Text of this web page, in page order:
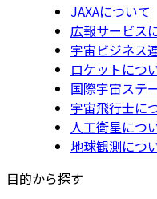
JAXAについて
広報サービス
宇宙ビジネス
ロケットにつ
国際宇宙ステ
宇宙飛行士に
人工衛星につ
地球観測につ
目的から探す